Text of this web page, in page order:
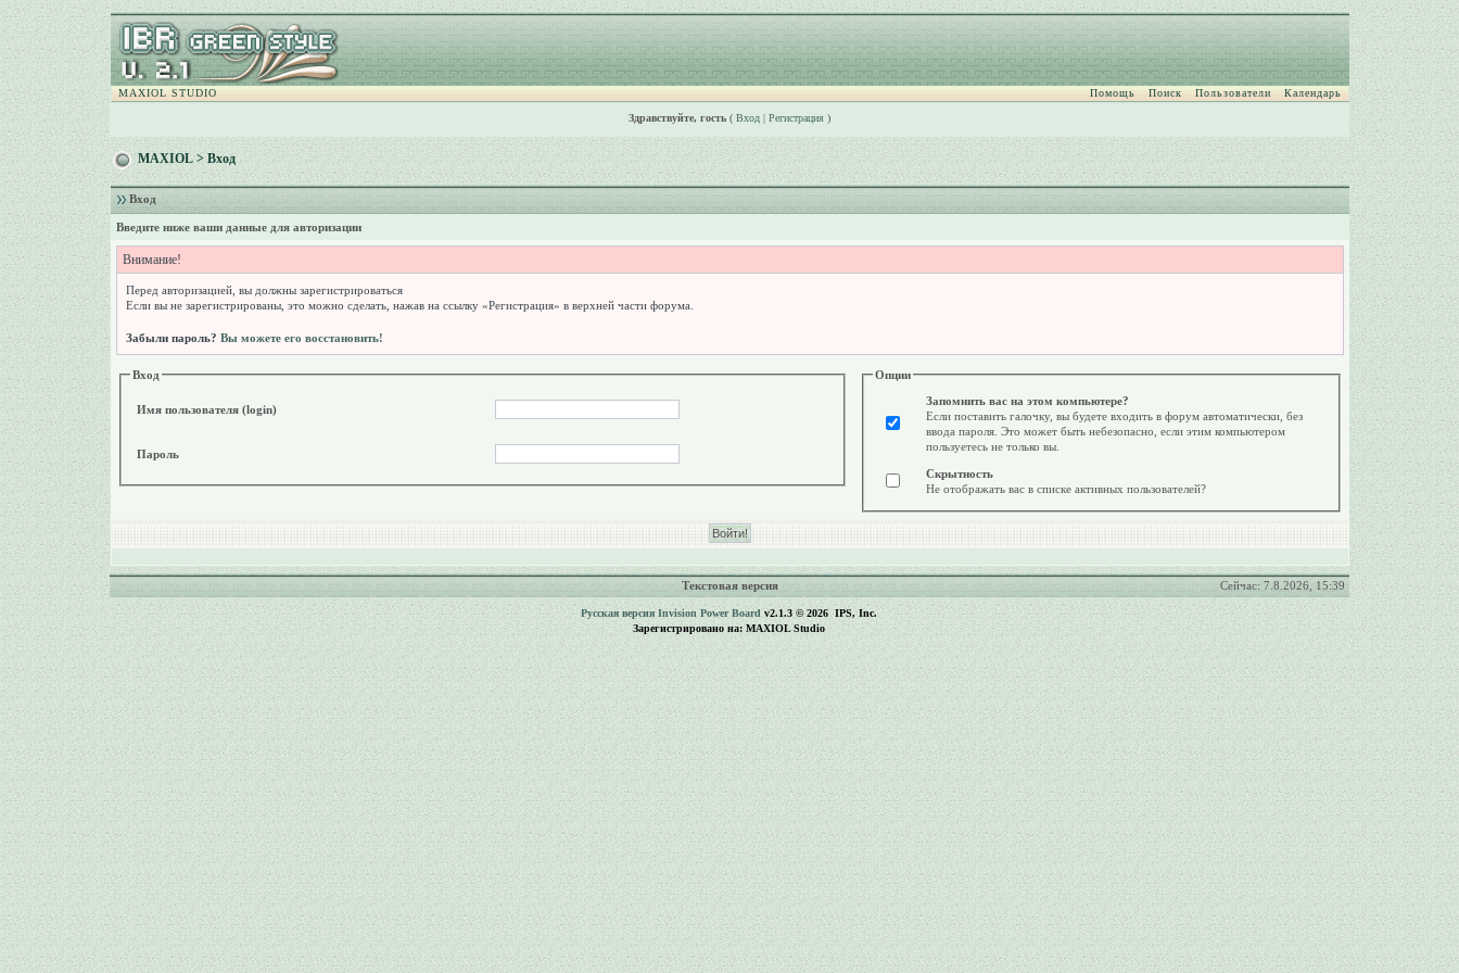
MAXIOL STUDIO Помощь Поиск Пользователи Календарь
Здравствуйте, гость( Вход| Регистрация)
MAXIOL> Вход
Вход
Введите ниже ваши данные для авторизации
Внимание!
Перед авторизацией, вы должны зарегистрироваться
Если вы не зарегистрированы, это можно сделать, нажав на ссылку «Регистрация» в верхней части форума.
Забыли пароль? Вы можете его восстановить!
Вход
Имя пользователя (login)
Пароль
Опции
Запомнить вас на этом компьютере?
Если поставить галочку, вы будете входить в форум автоматически, без
ввода пароля. Это может быть небезопасно, если этим компьютером
пользуетесь не только вы.
Скрытность
Не отображать вас в списке активных пользователей?
Текстовая версия Сейчас: 7.8.2026, 15:39
Русская версия Invision Power Boardv2.1.3 © 2026 IPS, Inc.
Зарегистрировано на: MAXIOL Studio